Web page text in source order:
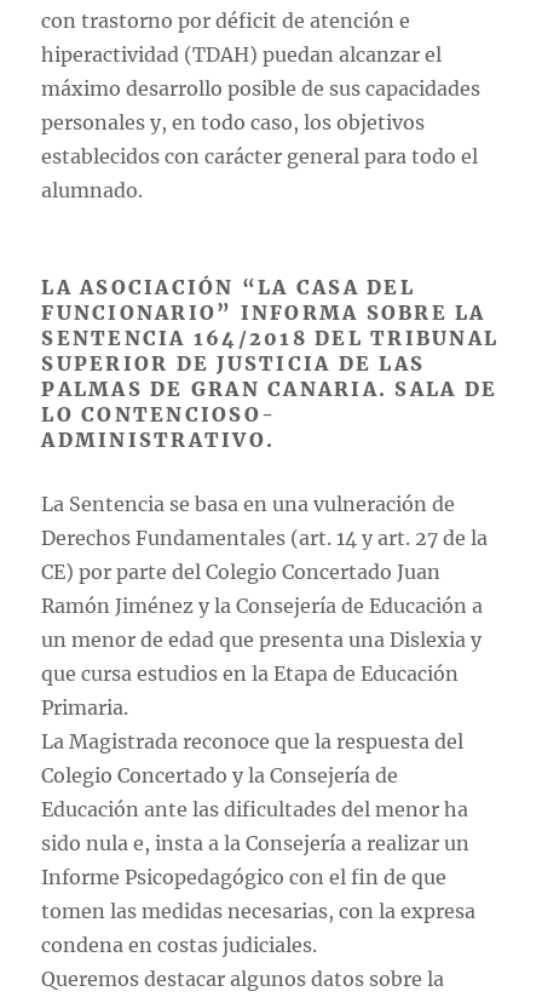
con trastorno por déficit de atención e
hiperactividad (TDAH) puedan alcanzar el
máximo desarrollo posible de sus capacidades
personales y, en todo caso, los objetivos
establecidos con carácter general para todo el
alumnado.
LA ASOCIACIÓN “LA CASA DEL
FUNCIONARIO” INFORMA SOBRE LA
SENTENCIA 164/2018 DEL TRIBUNAL
SUPERIOR DE JUSTICIA DE LAS
PALMAS DE GRAN CANARIA. SALA DE
LO CONTENCIOSO-
ADMINISTRATIVO.
La Sentencia se basa en una vulneración de
Derechos Fundamentales (art. 14 y art. 27 de la
CE) por parte del Colegio Concertado Juan
Ramón Jiménez y la Consejería de Educación a
un menor de edad que presenta una Dislexia y
que cursa estudios en la Etapa de Educación
Primaria.
La Magistrada reconoce que la respuesta del
Colegio Concertado y la Consejería de
Educación ante las dificultades del menor ha
sido nula e, insta a la Consejería a realizar un
Informe Psicopedagógico con el fin de que
tomen las medidas necesarias, con la expresa
condena en costas judiciales.
Queremos destacar algunos datos sobre la